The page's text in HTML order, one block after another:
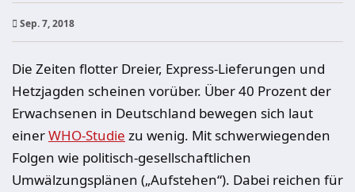
Sep. 7, 2018
Die Zeiten flotter Dreier, Express-Lieferungen und
Hetzjagden scheinen vorüber. Über 40 Prozent der
Erwachsenen in Deutschland bewegen sich laut
einerWHO-Studie zu wenig. Mit schwerwiegenden
Folgen wie politisch-gesellschaftlichen
Umwälzungsplänen („Aufstehen“). Dabei reichen für